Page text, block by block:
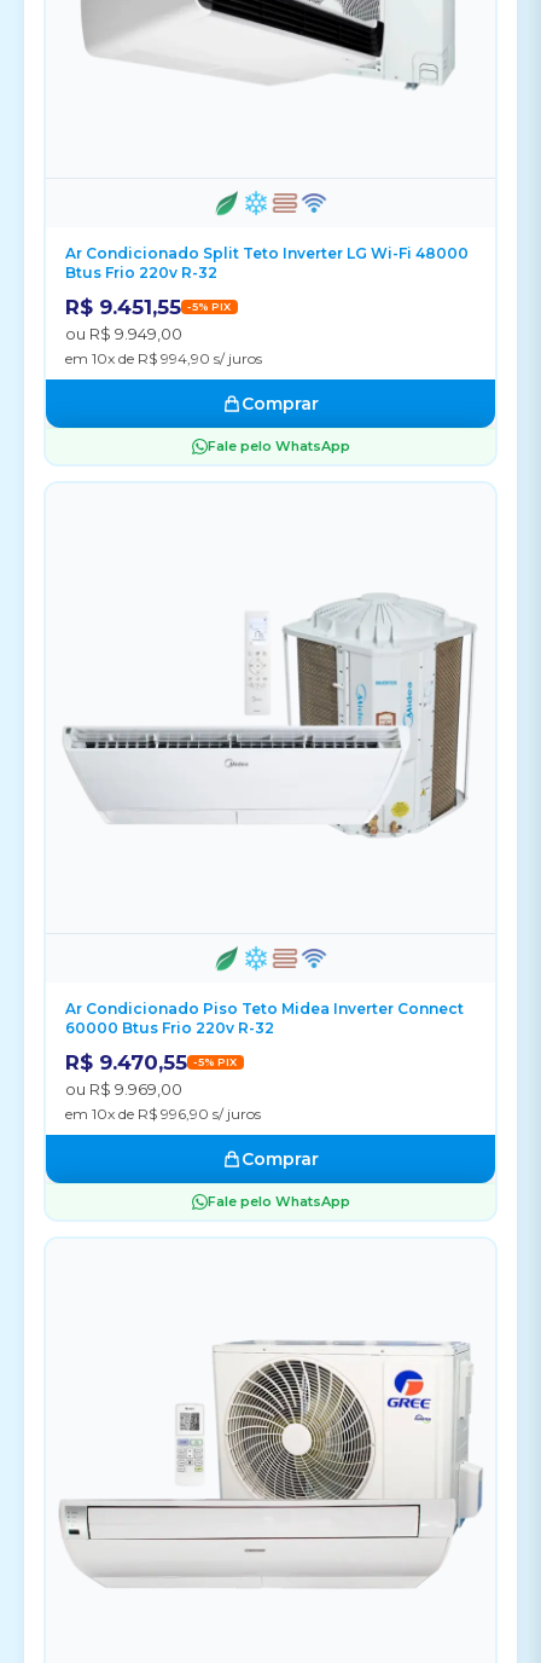
Ar Condicionado Split Teto Inverter LG Wi-Fi 48000
Btus Frio 220v R-32
R$ 9.451,55 -5% PIX
ou R$ 9.949,00
em 10x de R$ 994,90 s/ juros
Comprar
Fale pelo WhatsApp
Ar Condicionado Piso Teto Midea Inverter Connect
60000 Btus Frio 220v R-32
R$ 9.470,55 -5% PIX
ou R$ 9.969,00
em 10x de R$ 996,90 s/ juros
Comprar
Fale pelo WhatsApp